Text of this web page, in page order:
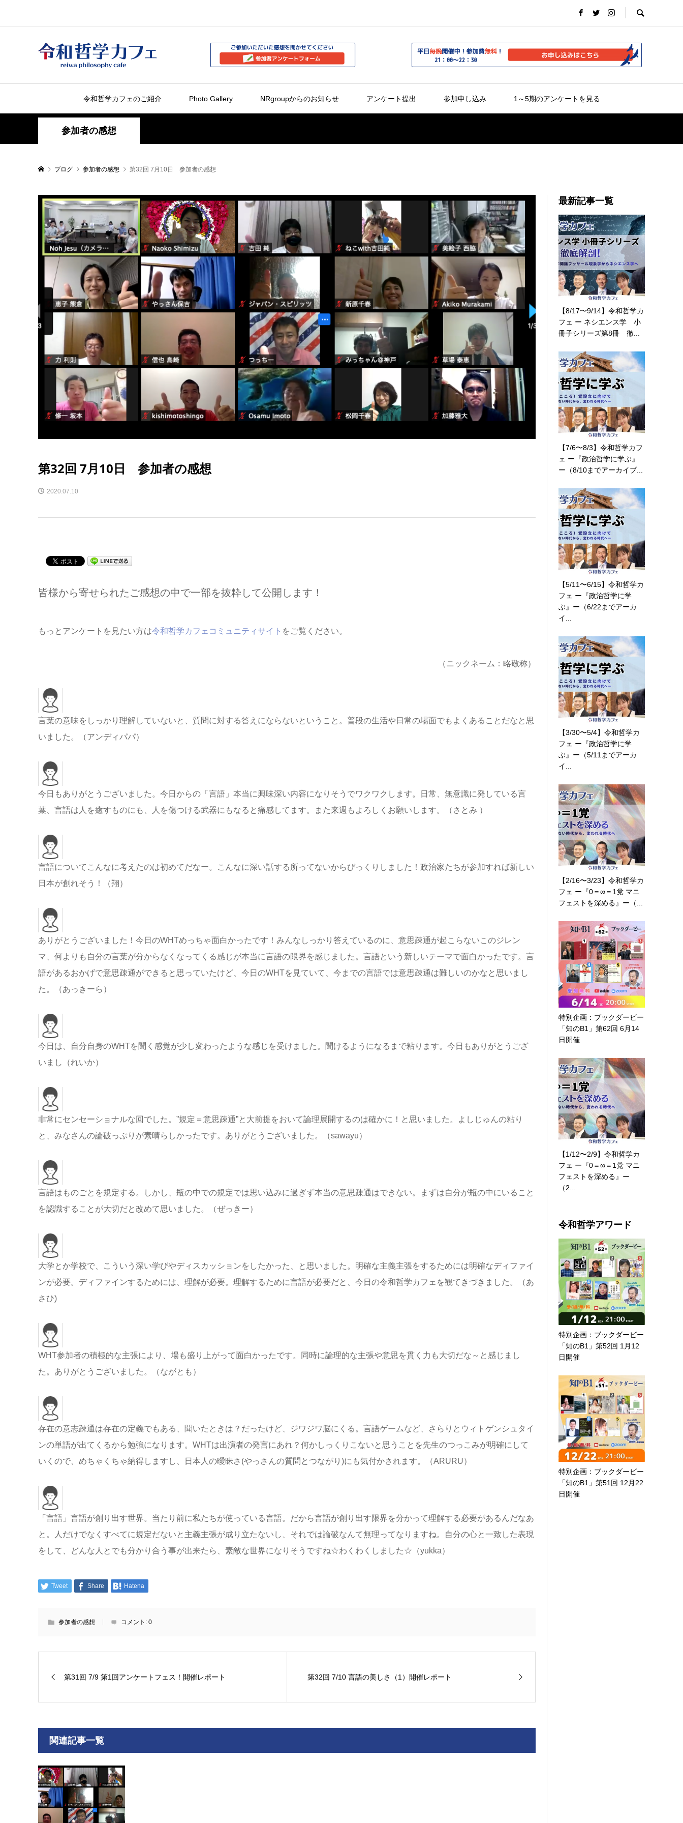
令和哲学カフェのご紹介 Photo Gallery NRgroupからのお知らせ アンケート提出 参加申し込み 1～5期のアンケートを見る
参加者の感想
ブログ 参加者の感想 第32回 7月10日 参加者の感想
第32回 7月10日 参加者の感想
2020.07.10
皆様から寄せられたご感想の中で一部を抜粋して公開します！
もっとアンケートを見たい方は令和哲学カフェコミュニティサイト をご覧ください。
（ニックネーム：略敬称）
言葉の意味をしっかり理解していないと、質問に対する答えにならないということ。普段の生活や日常の場面でもよくあることだなと思
いました。（アンディパパ）
今日もありがとうございました。今日からの「言語」本当に興味深い内容になりそうでワクワクします。日常、無意識に発している言
葉、言語は人を癒すものにも、人を傷つける武器にもなると痛感してます。また来週もよろしくお願いします。（さとみ ）
言語についてこんなに考えたのは初めてだなー。こんなに深い話する所ってないからびっくりしました！政治家たちが参加すれば新しい
日本が創れそう！（翔）
ありがとうございました！今日のWHTめっちゃ面白かったです！みんなしっかり答えているのに、意思疎通が起こらないこのジレン
マ、何よりも自分の言葉が分からなくなってくる感じが本当に言語の限界を感じました。言語という新しいテーマで面白かったです。言
語があるおかげで意思疎通ができると思っていたけど、今日のWHTを見ていて、今までの言語では意思疎通は難しいのかなと思いまし
た。（あっきーら）
今日は、自分自身のWHTを聞く感覚が少し変わったような感じを受けました。聞けるようになるまで粘ります。今日もありがとうござ
いまし（れいか）
非常にセンセーショナルな回でした。”規定＝意思疎通”と大前提をおいて論理展開するのは確かに！と思いました。よしじゅんの粘り
と、みなさんの論破っぷりが素晴らしかったです。ありがとうございました。（sawayu）
言語はものごとを規定する。しかし、瓶の中での規定では思い込みに過ぎず本当の意思疎通はできない。まずは自分が瓶の中にいること
を認識することが大切だと改めて思いました。（ぜっきー）
大学とか学校で、こういう深い学びやディスカッションをしたかった、と思いました。明確な主義主張をするためには明確なディファイ
ンが必要。ディファインするためには、理解が必要。理解するために言語が必要だと、今日の令和哲学カフェを観てきづきました。（あ
さひ)
WHT参加者の積極的な主張により、場も盛り上がって面白かったです。同時に論理的な主張や意思を貫く力も大切だな～と感じまし
た。ありがとうございました。（ながとも）
存在の意志疎通は存在の定義でもある、聞いたときは？だったけど、ジワジワ脳にくる。言語ゲームなど、さらりとウィトゲンシュタイ
ンの単語が出てくるから勉強になります。WHTは出演者の発言にあれ？何かしっくりこないと思うことを先生のつっこみが明確にして
いくので、めちゃくちゃ納得しますし、日本人の曖昧さ(やっさんの質問とつながり)にも気付かされます。（ARURU）
「言語」言語が創り出す世界。当たり前に私たちが使っている言語。だから言語が創り出す限界を分かって理解する必要があるんだなあ
と。人だけでなくすべてに規定だないと主義主張が成り立たないし、それでは論破なんて無理ってなりますね。自分の心と一致した表現
をして、どんな人とでも分かり合う事が出来たら、素敵な世界になりそうですね☆わくわくしました☆（yukka）
Tweet Share Hatena
参加者の感想 コメント: 0
第31回 7/9 第1回アンケートフェス！開催レポート 第32回 7/10 言語の美しさ（1）開催レポート
関連記事一覧
最新記事一覧
【8/17〜9/14】令和哲学カ
フェ ー ネシエンス学 小
冊子シリーズ第8冊 徹...
【7/6〜8/3】令和哲学カフ
ェ ー『政治哲学に学ぶ』
ー（8/10までアーカイブ...
【5/11〜6/15】令和哲学カ
フェ ー『政治哲学に学
ぶ』ー（6/22までアーカ
イ...
【3/30〜5/4】令和哲学カ
フェ ー『政治哲学に学
ぶ』ー（5/11までアーカ
イ...
【2/16〜3/23】令和哲学カ
フェ ー『0＝∞＝1党 マニ
フェストを深める』ー（...
特別企画：ブックダービー
「知のB1」第62回 6月14
日開催
【1/12〜2/9】令和哲学カ
フェ ー『0＝∞＝1党 マニ
フェストを深める』ー
（2...
令和哲学アワード
特別企画：ブックダービー
「知のB1」第52回 1月12
日開催
特別企画：ブックダービー
「知のB1」第51回 12月22
日開催